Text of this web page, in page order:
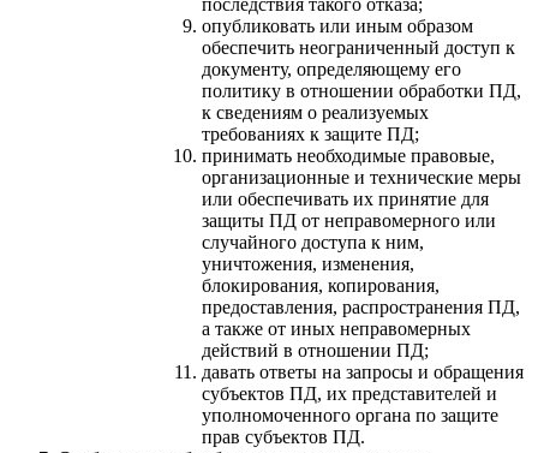
опубликовать или иным образом
обеспечить неограниченный доступ к
документу, определяющему его
политику в отношении обработки ПД,
к сведениям о реализуемых
требованиях к защите ПД;
принимать необходимые правовые,
организационные и технические меры
или обеспечивать их принятие для
защиты ПД от неправомерного или
случайного доступа к ним,
уничтожения, изменения,
блокирования, копирования,
предоставления, распространения ПД,
а также от иных неправомерных
действий в отношении ПД;
давать ответы на запросы и обращения
субъектов ПД, их представителей и
уполномоченного органа по защите
прав субъектов ПД.